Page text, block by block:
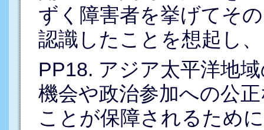
ずく障害者を挙げてそ
認識したことを想起し、
PP18. アジア太平洋地
機会や政治参加への公
ことが保障されるため